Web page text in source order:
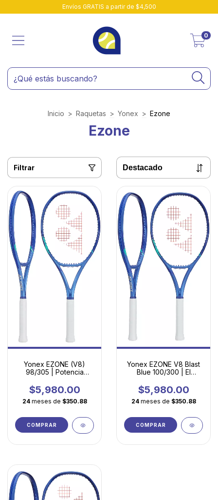
Envíos GRATIS a partir de $4,500
0
Inicio > Raquetas > Yonex > Ezone
Ezone
Filtrar
Yonex EZONE (V8)
98/305 | Potencia
Tecnología
Revolucionaria
$5,980.00
24 meses de $350.88
COMPRAR
Yonex EZONE V8 Blast
Blue 100/300 | El
entre Potencia y
Control
$5,980.00
24 meses de $350.88
COMPRAR